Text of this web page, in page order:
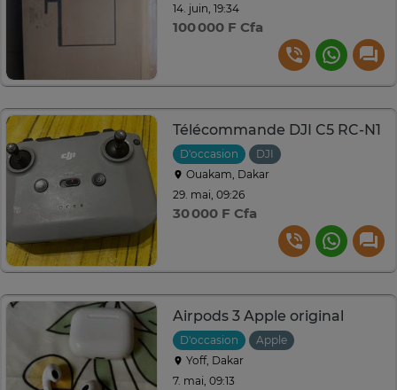
14. juin, 19:34
100 000 F Cfa
Télécommande DJI C5 RC-N1
D'occasion
DJI
Ouakam, Dakar
29. mai, 09:26
30 000 F Cfa
Airpods 3 Apple original
D'occasion
Apple
Yoff, Dakar
7. mai, 09:13